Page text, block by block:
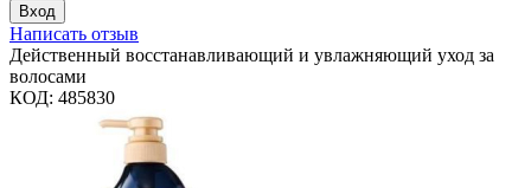
Вход
Написать отзыв
Действенный восстанавливающий и увлажняющий уход за
волосами
КОД: 485830